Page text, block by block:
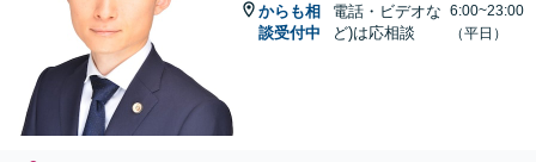
からも相
談受付中
電話・ビデオな
ど)は応相談
6:00~23:00
（平日）